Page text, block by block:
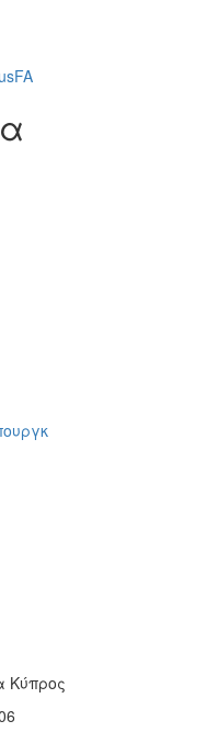
Κύπρος